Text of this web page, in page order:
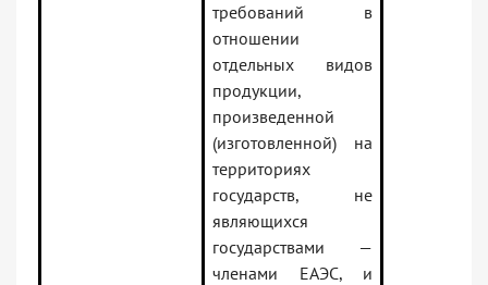
требований в
отношении
отдельных видов
продукции,
произведенной
(изготовленной) на
территориях
государств, не
являющихся
государствами —
членами ЕАЭС, и